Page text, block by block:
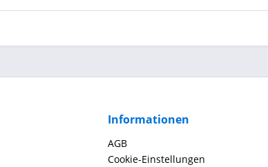
Informationen
AGB
Cookie-Einstellungen